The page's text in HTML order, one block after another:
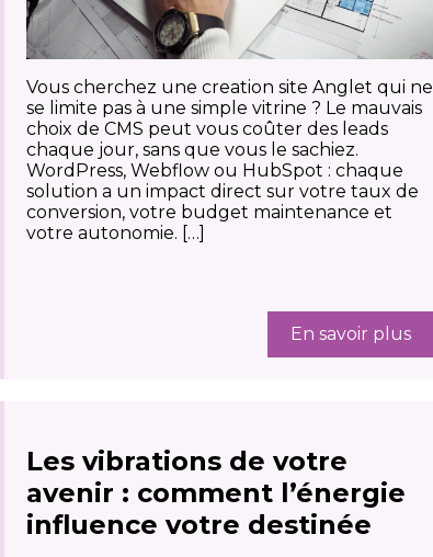
Vous cherchez une creation site Anglet qui ne
se limite pas à une simple vitrine ? Le mauvais
choix de CMS peut vous coûter des leads
chaque jour, sans que vous le sachiez.
WordPress, Webflow ou HubSpot : chaque
solution a un impact direct sur votre taux de
conversion, votre budget maintenance et
votre autonomie. […]
En savoir plus
Les vibrations de votre
avenir : comment l’énergie
influence votre destinée